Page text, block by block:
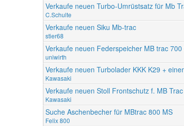
Verkaufe neuen Turbo-Umrüstsatz für Mb
C.Schulte
Verkaufe neuen Siku Mb-trac
stier68
Verkaufe neuen Federspeicher MB trac
uniwirth
Verkaufe neuen Turbolader KKK K29 +
Kawasaki
Verkaufe neuen Stoll Frontschutz f. MB
Kawasaki
Suche Aschenbecher für MBtrac 800 MS
Felix 800